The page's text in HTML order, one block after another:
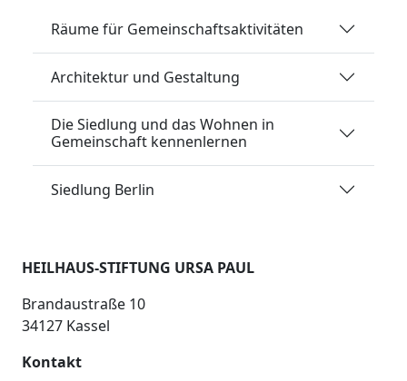
Räume für Gemeinschaftsaktivitäten
Architektur und Gestaltung
Die Siedlung und das Wohnen in
Gemeinschaft kennenlernen
Siedlung Berlin
HEILHAUS-STIFTUNG URSA PAUL
Brandaustraße 10
34127 Kassel
Kontakt